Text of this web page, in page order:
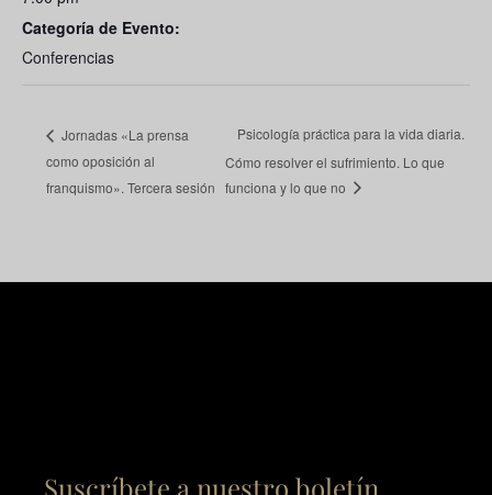
Categoría de Evento:
Conferencias
Jornadas «La prensa
como oposición al
franquismo». Tercera sesión
Psicología práctica para la vida diaria.
Cómo resolver el sufrimiento. Lo que
funciona y lo que no
Suscríbete a nuestro boletín